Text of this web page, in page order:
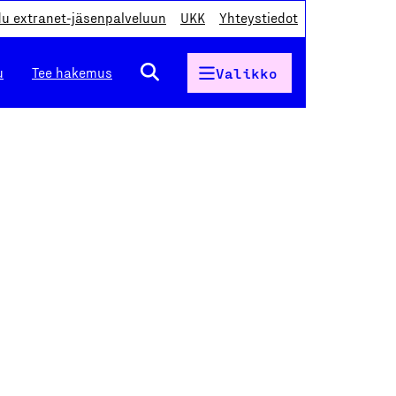
extranet-jäsenpalveluun UKK Yhteystiedot
Tee hakemus Valikko